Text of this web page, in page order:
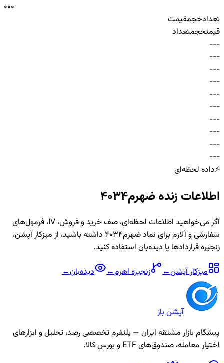
000
تعدادحجمقیمت
قیمتحجمتعداد
-
-
-
-
-
-
-
-
-
-
-
-
-
-
-
-
-
-
-
-
-
-
-
-
-
-
-
-
-
-
⚡داده لحظه‌ای
اطلاعات زندهضهرم4034
اگر می‌خواهید اطلاعات لحظه‌ای، صف خرید و فروش، IV، فرمول‌های
سفارشی و آلارم برای نمادضهرم4034
داشته باشید، از میزکار آپشن،
زنجیره قراردادها یا دیده‌بان استفاده کنید.
میزکار آپشن← زنجیرهاهرم← دیده‌بان←
آپشن باز
پیشگام بازار مشتقه ایران — پلتفرم تخصصی رصد، تحلیل و ابزارهای
اختیار معامله، صندوق‌های ETF و بورس کالا.